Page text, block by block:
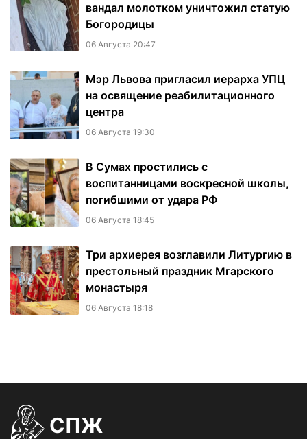
вандал молотком уничтожил статую
Богородицы
06 Августа 20:47
Мэр Львова пригласил иерарха УПЦ
на освящение реабилитационного
центра
06 Августа 19:30
В Сумах простились с
воспитанницами воскресной школы,
погибшими от удара РФ
06 Августа 18:45
Три архиерея возглавили Литургию в
престольный праздник Мгарского
монастыря
06 Августа 18:18
СПЖ